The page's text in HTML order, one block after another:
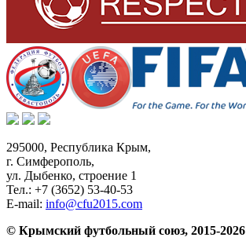
295000, Республика Крым,
г. Симферополь,
ул. Дыбенко, строение 1
Тел.: +7 (3652) 53-40-53
E-mail: info@cfu2015.com
© Крымский футбольный союз, 2015-2026